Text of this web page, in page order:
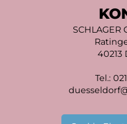
SCHLAGER
40213
Tel.: